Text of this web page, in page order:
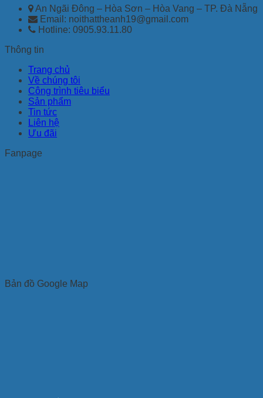
An Ngãi Đông – Hòa Sơn – Hòa Vang – TP. Đà Nẵng
Email: noithattheanh19@gmail.com
Hotline: 0905.93.11.80
Thông tin
Trang chủ
Về chúng tôi
Công trình tiêu biểu
Sản phẩm
Tin tức
Liên hệ
Ưu đãi
Fanpage
Bản đồ Google Map